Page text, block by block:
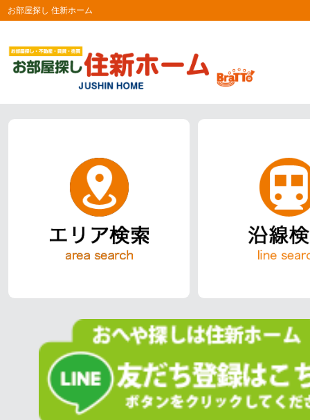
お部屋探し 住新ホーム